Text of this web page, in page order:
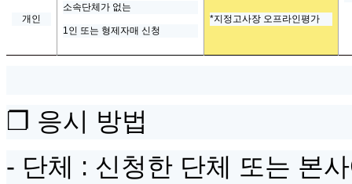
개인
소속단체가 없는
1인 또는 형제자매 신청
*지정고사장 오프라인평가
❐ 응시 방법
- 단체 : 신청한 단체 또는 본